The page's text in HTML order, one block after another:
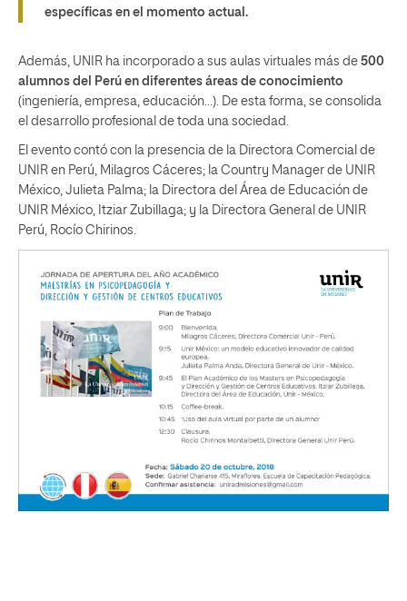
específicas en el momento actual.
Además, UNIR ha incorporado a sus aulas virtuales más de 500
alumnos del Perú en diferentes áreas de conocimiento
(ingeniería, empresa, educación…). De esta forma, se consolida
el desarrollo profesional de toda una sociedad.
El evento contó con la presencia de la Directora Comercial de
UNIR en Perú, Milagros Cáceres; la Country Manager de UNIR
México, Julieta Palma; la Directora del Área de Educación de
UNIR México, Itziar Zubillaga; y la Directora General de UNIR
Perú, Rocío Chirinos.